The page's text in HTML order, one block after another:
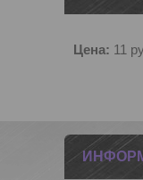
Цена: 11